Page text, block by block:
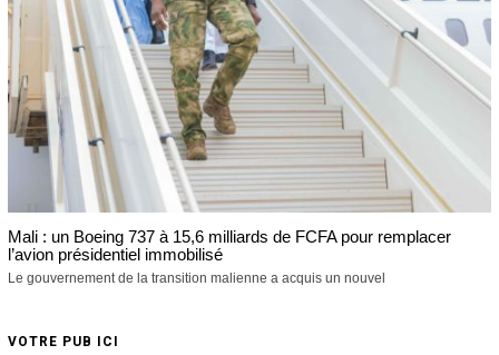
Mali : un Boeing 737 à 15,6 milliards de FCFA pour remplacer
l’avion présidentiel immobilisé
Le gouvernement de la transition malienne a acquis un nouvel
VOTRE PUB ICI